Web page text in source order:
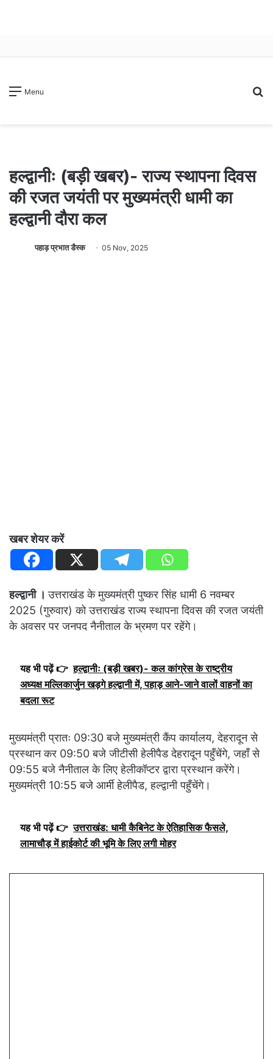
Menu
हल्द्वानीः (बड़ी खबर)- राज्य स्थापना दिवस
की रजत जयंती पर मुख्यमंत्री धामी का
हल्द्वानी दौरा कल
पहाड़ प्रभात डैस्क 05 Nov, 2025
खबर शेयर करें
हल्द्वानी ।उत्तराखंड के मुख्यमंत्री पुष्कर सिंह धामी 6 नवम्बर
2025 (गुरुवार) को उत्तराखंड राज्य स्थापना दिवस की रजत जयंती
के अवसर पर जनपद नैनीताल के भ्रमण पर रहेंगे।
यह भी पढ़ें 👉 हल्द्वानीः (बड़ी खबर)- कल कांग्रेस के राष्ट्रीय
अध्यक्ष मल्लिकार्जुन खड़गे हल्द्वानी में, पहाड़ आने-जाने वालों वाहनों का
बदला रूट
मुख्यमंत्री प्रातः 09:30 बजे मुख्यमंत्री कैंप कार्यालय, देहरादून से
प्रस्थान कर 09:50 बजे जीटीसी हेलीपैड देहरादून पहुँचेंगे, जहाँ से
09:55 बजे नैनीताल के लिए हेलीकॉप्टर द्वारा प्रस्थान करेंगे।
मुख्यमंत्री 10:55 बजे आर्मी हेलीपैड, हल्द्वानी पहुँचेंगे।
यह भी पढ़ें 👉 उत्तराखंड: धामी कैबिनेट के ऐतिहासिक फैसले,
लामाचौड़ में हाईकोर्ट की भूमि के लिए लगी मोहर